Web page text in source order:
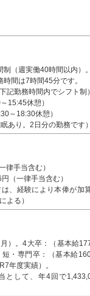
（週実働40時間以内）。
間は7時間45分です。
記勤務時間内でシフト制）
15:45休憩）
～18:30休憩）
あり。2日分の勤務で
律手当含む）
（一律手当含む）
、経験により本俸が加
よる）
）。4大卒：（基本給
・専門卒：（基本給
年度実績）。
として、年4回で